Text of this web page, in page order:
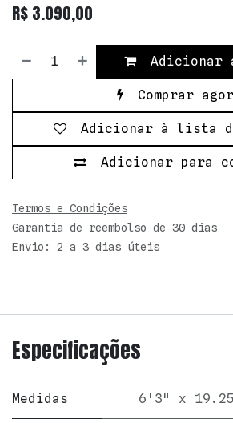
R$3.090,00
Adicionar
Comprar
Adicionar para
Adicionar à lista
Termos e Condições
Garantia de reembolso de 30 dias
Envio: 2 a 3 dias úteis
Especificações
Medidas 6'3" x